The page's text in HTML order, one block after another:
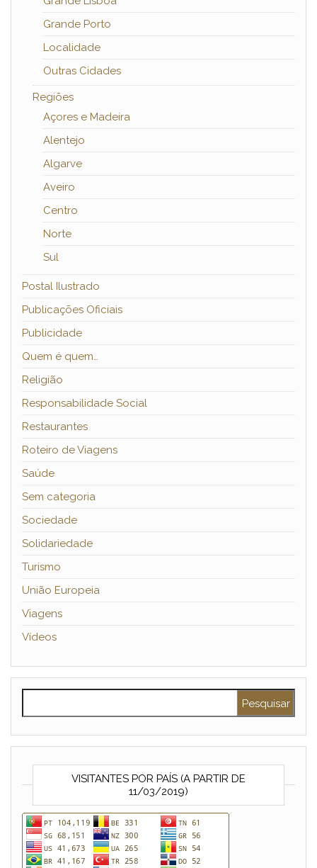
Grande Porto
Localidade
Outras Cidades
Regiões
Açores e Madeira
Alentejo
Algarve
Aveiro
Centro
Norte
Sul
Postal Ilustrado
Publicações Oficiais
Publicidade
Quem é quem…
Religião
Responsabilidade Social
Restaurantes
Roteiro de Viagens
Saúde
Sem categoria
Sociedade
Solidariedade
Turismo
União Europeia
Viagens
Vídeos
VISITANTES POR PAÍS (A PARTIR DE
11/03/2019)